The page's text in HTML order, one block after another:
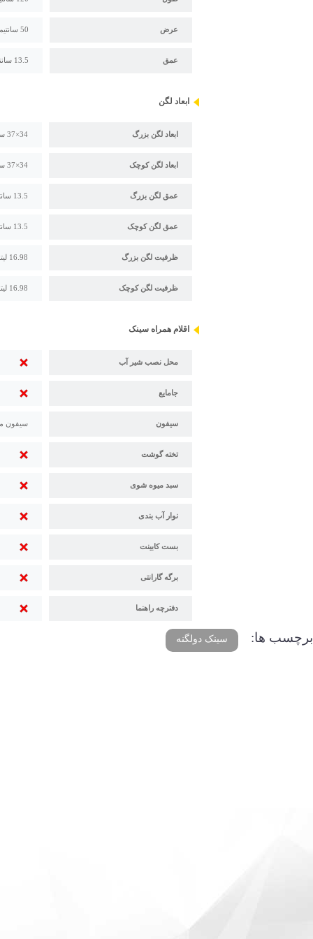
عرض 50 سانتیمتر
عمق 13.5 سانتیمتر
ابعاد لگن
ابعاد لگن بزرگ 34×37 سانتیمتر
ابعاد لگن کوچک 34×37 سانتیمتر
عمق لگن بزرگ 13.5 سانتیمتر
عمق لگن کوچک 13.5 سانتیمتر
ظرفیت لگن بزرگ 16.98 لیتر
ظرفیت لگن کوچک 16.98 لیتر
اقلام همراه سینک
محل نصب شیر آب
جامایع
سیفون سیفون
تخته گوشت
سبد میوه شوی
نوار آب بندی
بست کابینت
برگه گارانتی
دفترچه راهنما
برچسب ها: سینک دولگنه